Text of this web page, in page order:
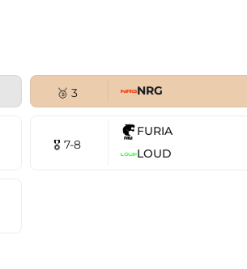
🥉 3 NRG
🎖 7-8
FURIA
LOUD